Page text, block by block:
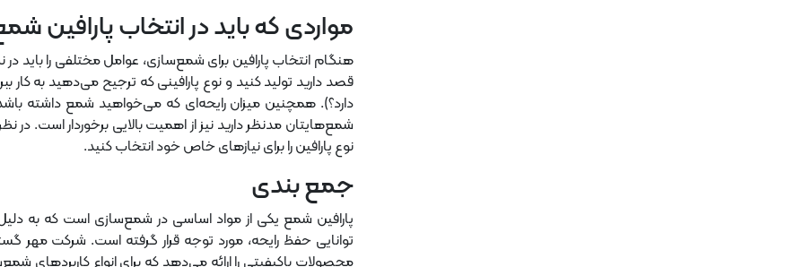
مواردی که باید در انتخاب پارافین
هنگام انتخاب پارافین برای شمع‌سازی، عوامل مختلفی را باید
قصد دارید تولید کنید و نوع پارافینی که ترجیح می‌دهید به کار
دارد؟). همچنین میزان رایحه‌ای که می‌خواهید شمع داشته
شمع‌هایتان مدنظر دارید نیز از اهمیت بالایی برخوردار است.
نوع پارافین را برای نیازهای خاص خود انتخاب کنید.
جمع بندی
پارافین شمع یکی از مواد اساسی در شمع‌سازی است که به
توانایی حفظ رایحه، مورد توجه قرار گرفته است. شرکت مهر
محصولات باکیفیتی را ارائه می‌دهد که برای انواع کاربردهای